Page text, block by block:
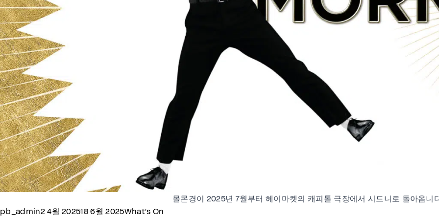
몰몬경이 2025년 7월부터 헤이마켓의 캐피톨 극장에서 시드니로 돌아옵니
Posted by
pb_admin2 4월 202518 6월 2025Posted in
What's On